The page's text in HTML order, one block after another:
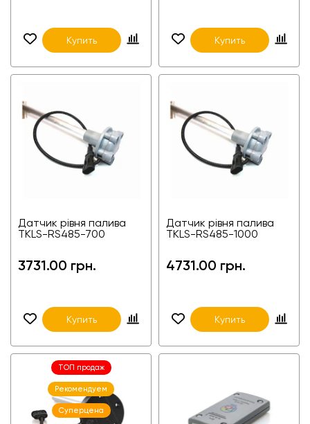
Купить Купить
Датчик рівня палива
TKLS-RS485-700
3731.00 грн.
Купить
Датчик рівня палива
TKLS-RS485-1000
4731.00 грн.
Купить
ТОП продаж
Рекомендуем
Суперцена